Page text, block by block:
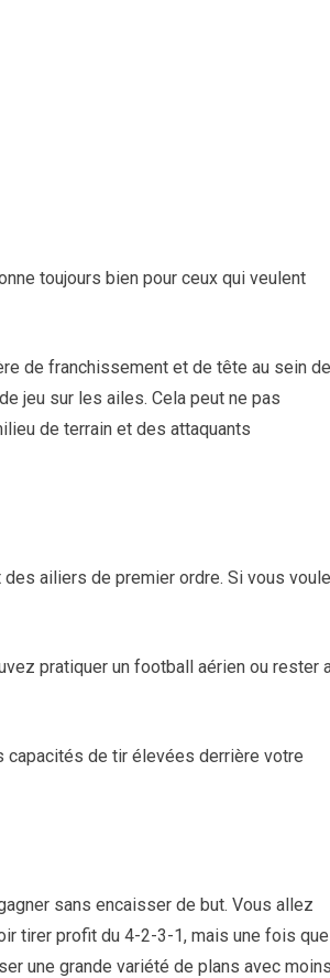
toujours bien pour ceux qui veulent
de franchissement et de tête au sein de
jeu sur les ailes. Cela peut ne pas
de terrain et des attaquants
ailiers de premier ordre. Si vous
pratiquer un football aérien ou rester
de tir élevées derrière votre
sans encaisser de but. Vous allez
tirer profit du 4-2-3-1, mais une fois que
une grande variété de plans avec